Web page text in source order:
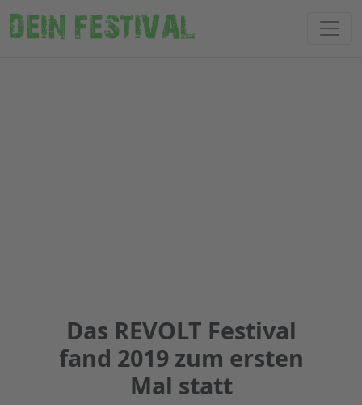
DEIN FESTIVAL
Das REVOLT Festival
fand 2019 zum ersten
Mal statt